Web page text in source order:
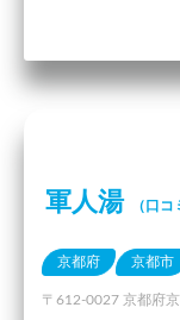
軍人湯 （口コ
京都府 京都市
〒612-0027 京都府